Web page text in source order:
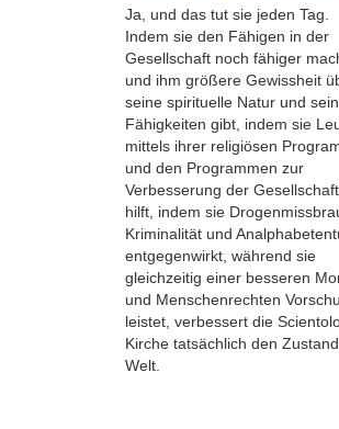
Ja, und das tut sie jeden Tag.
Indem sie den Fähigen in der
Gesellschaft noch fähiger
und ihm größere Gewissheit
seine spirituelle Natur und
Fähigkeiten gibt, indem sie
mittels ihrer religiösen
und den Programmen zur
Verbesserung der Gesellschaft
hilft, indem sie
Kriminalität und
entgegenwirkt, während sie
gleichzeitig einer besseren
und Menschenrechten
leistet, verbessert die
Kirche tatsächlich den
Welt.